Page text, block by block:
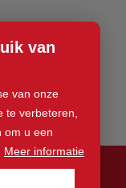
van
van onze
te verbeteren,
om u een
Meer informatie